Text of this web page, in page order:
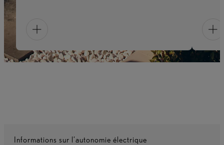
Informations sur l’autonomie électrique